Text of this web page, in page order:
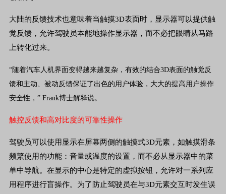
大陆的反馈技术也意味着当触摸3D表面时，显示器可以提供触
觉反馈，允许驾驶员本能地操作显示器，而不必把眼睛从马路
上转化过来。
“随着汽车人机界面变得越来越复杂，有效的结合3D表面的触觉反
馈和主动、被动反馈保证了出色的用户体验，大大的提高用户操作
安全性，” Frank博士解释说。
触控反馈和高对比度的可靠性操作
驾驶员可以使用显示在屏幕两侧的触摸式3D元素，如触摸滑条
频繁使用的功能：音量或温度的设置，而不必从显示器中的菜
单中导航。在显示的中心是特定的虚拟按钮，允许对一系列应
用程序进行盲操作。为了防止驾驶员在与3D元素交互时发生误